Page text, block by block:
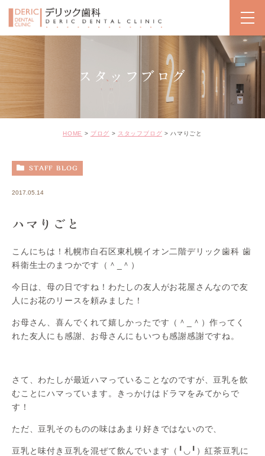
スタッフブログ
HOME ブログ スタッフブログ ハマりごと
STAFF BLOG
2017.05.14
ハマりごと
こんにちは！札幌市白石区東札幌イオン二階デリック歯科 歯
科衛生士のまつかです（＾_＾）
今日は、母の日ですね！わたしの友人がお花屋さんなので友
人にお花のリースを頼みました！
お母さん、喜んでくれて嬉しかったです（＾_＾）作ってく
れた友人にも感謝、お母さんにもいつも感謝感謝ですね。
さて、わたしが最近ハマっていることなのですが、豆乳を飲
むことにハマっています。きっかけはドラマをみてからで
す！
ただ、豆乳そのものの味はあまり好きではないので、
豆乳と味付き豆乳を混ぜて飲んでいます（╹◡╹）紅茶豆乳に